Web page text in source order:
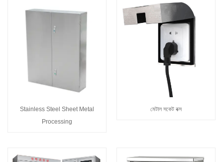
Stainless Steel Sheet Metal
Processing
মেটাল সকেট বক্স